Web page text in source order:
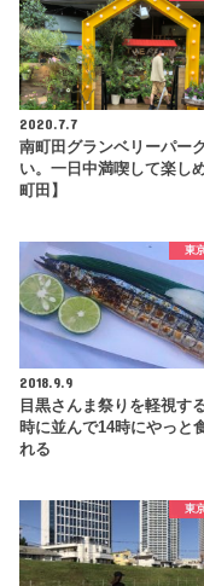
2020.7.7
南町田グランベリーパー
い。一日中満喫して楽し
町田】
東
2018.9.9
目黒さんま祭りを軽視す
時に並んで14時にやっと
れる
東